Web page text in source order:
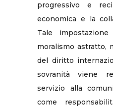
progressivo e
economica e la
Tale
moralismo astratto,
del diritto
sovranità viene
servizio alla
come